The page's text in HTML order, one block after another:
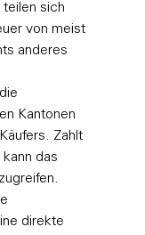
teilen sich
von meist
anderes
Kantonen
Zahlt
das
direkte